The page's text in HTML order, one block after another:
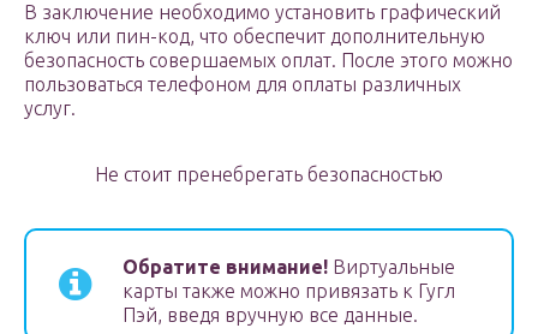
В заключение необходимо установить графический
ключ или пин-код, что обеспечит дополнительную
безопасность совершаемых оплат. После этого можно
пользоваться телефоном для оплаты различных
услуг.
Не стоит пренебрегать безопасностью
Обратите внимание! Виртуальные
карты также можно привязать к Гугл
Пэй, введя вручную все данные.